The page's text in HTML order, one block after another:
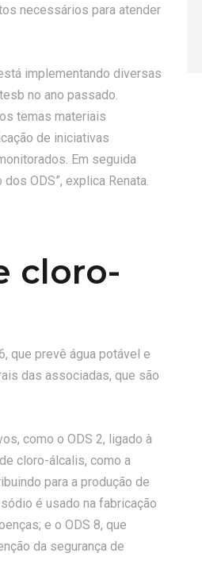
necessários para atender
implementando diversas
no ano passado.
temas materiais
de iniciativas
Em seguida
ODS”, explica Renata.
cloro-
que prevê água potável e
das associadas, que são
como o ODS 2, ligado à
cloro-álcalis, como a
para a produção de
é usado na fabricação
e o ODS 8, que
da segurança de